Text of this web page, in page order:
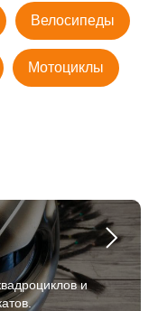
Велосипеды
Мотоциклы
и